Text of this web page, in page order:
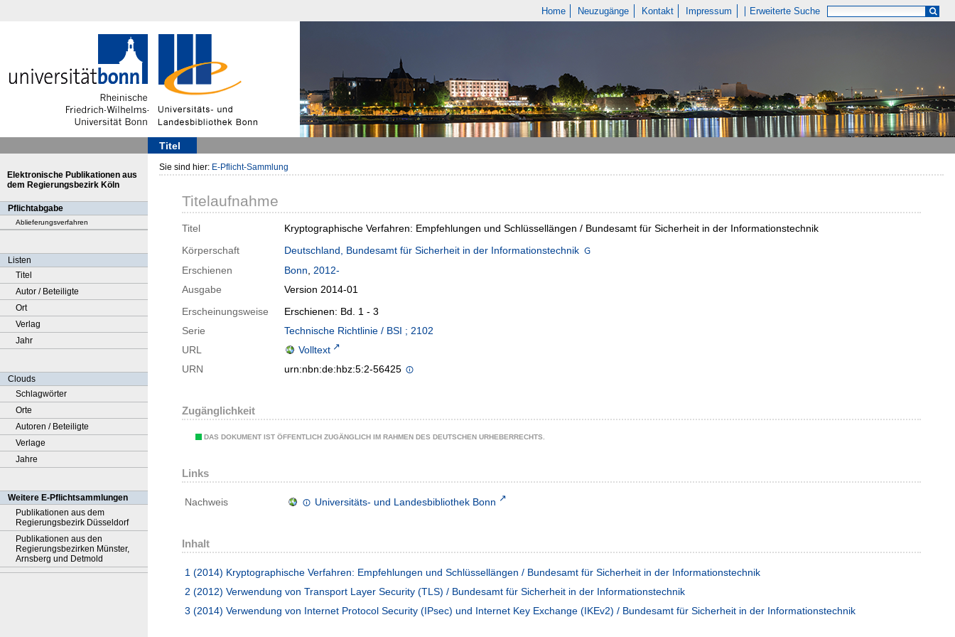
Home Neuzugänge Kontakt Impressum Erweiterte Suche
Titel
Elektronische Publikationen aus
dem Regierungsbezirk Köln
Pflichtabgabe
Ablieferungsverfahren
Listen
Titel
Autor / Beteiligte
Ort
Verlag
Jahr
Clouds
Schlagwörter
Orte
Autoren / Beteiligte
Verlage
Jahre
Weitere E-Pflichtsammlungen
Publikationen aus dem
Regierungsbezirk Düsseldorf
Publikationen aus den
Regierungsbezirken Münster,
Arnsberg und Detmold
Sie sind hier: E-Pflicht-Sammlung
Titelaufnahme
Titel
Kryptographische Verfahren: Empfehlungen und Schlüssellängen / Bundesamt für Sicherheit in der Informationstechnik
Körperschaft
Deutschland, Bundesamt für Sicherheit in der Informationstechnik
Erschienen
Bonn, 2012-
Ausgabe
Version 2014-01
Erscheinungsweise
Erschienen: Bd. 1 - 3
Serie
Technische Richtlinie / BSI ; 2102
URL
Volltext
URN
urn:nbn:de:hbz:5:2-56425
Zugänglichkeit
DAS DOKUMENT IST ÖFFENTLICH ZUGÄNGLICH IM RAHMEN DES DEUTSCHEN URHEBERRECHTS.
Links
Nachweis Universitäts- und Landesbibliothek Bonn
Inhalt
1 (2014) Kryptographische Verfahren: Empfehlungen und Schlüssellängen / Bundesamt für Sicherheit in der Informationstechnik
2 (2012) Verwendung von Transport Layer Security (TLS) / Bundesamt für Sicherheit in der Informationstechnik
3 (2014) Verwendung von Internet Protocol Security (IPsec) und Internet Key Exchange (IKEv2) / Bundesamt für Sicherheit in der Informationstechnik